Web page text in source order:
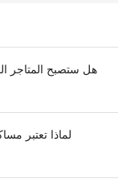
هل ستصبح المتاجر
لماذا تعتبر